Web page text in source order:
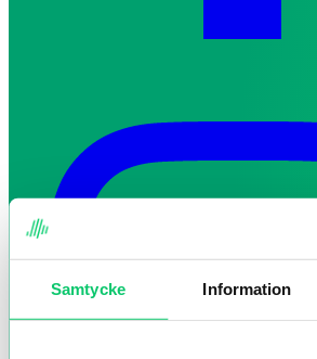
Samtycke Information